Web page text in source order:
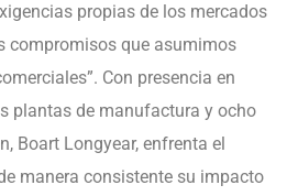
propias de los mercados
compromisos que asumimos
Con presencia en
plantas de manufactura y ocho
Boart Longyear, enfrenta el
manera consistente su impacto